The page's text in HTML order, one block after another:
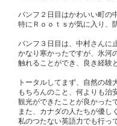
バンフ２日目はかわいい町の
特にＲｏｏｔｓが気に入り、
バンフ３日目は、中村さんに
かなり寒かったですが、氷河
触れることができ、良き経験
トータルしてまず、自然の雄
もちろんのこと、何よりも治
観光ができたことが良かった
また、カナダの人たちが優しく
私のつたない英語力でも行っ